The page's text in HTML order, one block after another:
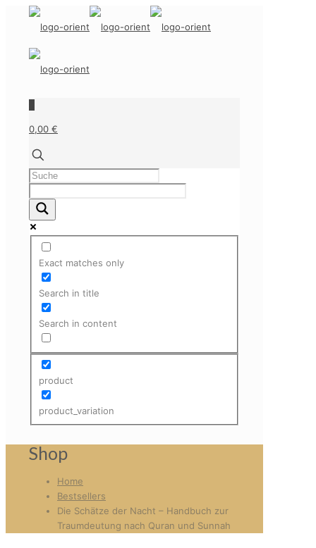
0,00 €
Exact matches only
Search in title
Search in content
product
product_variation
Shop
Home
Bestsellers
Die Schätze der Nacht – Handbuch zur
Traumdeutung nach Quran und Sunnah